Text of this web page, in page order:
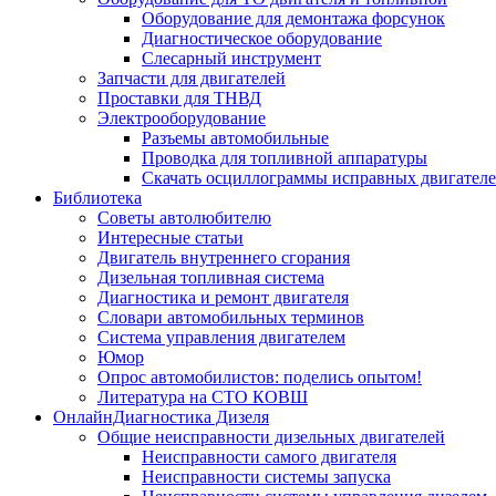
Оборудование для демонтажа форсунок
Диагностическое оборудование
Слесарный инструмент
Запчасти для двигателей
Проставки для ТНВД
Электрооборудование
Разъемы автомобильные
Проводка для топливной аппаратуры
Скачать осциллограммы исправных
Библиотека
Советы автолюбителю
Интересные статьи
Двигатель внутреннего сгорания
Дизельная топливная система
Диагностика и ремонт двигателя
Словари автомобильных терминов
Система управления двигателем
Юмор
Опрос автомобилистов: поделись опытом!
Литература на СТО КОВШ
ОнлайнДиагностика Дизеля
Общие неисправности дизельных двигателей
Неисправности самого двигателя
Неисправности системы запуска